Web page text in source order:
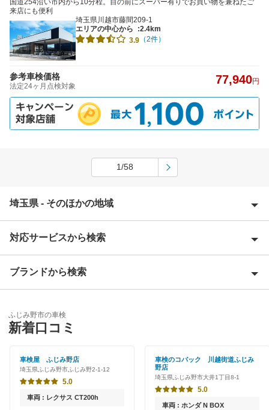
来店にも便利
埼玉県川越市藤間209-1
エリアの中心から
:2.4km
3.9 （2件）
参考車検価格
法定24ヶ月点検対象 77,940円
1/58
埼玉県 - そのほかの地域
上尾市
入間郡
入間市
大里郡
桶川市
春日部市
対応サービスから検索
Award 受賞店
特典あり
新車初回割りあり
早割りあり
ブランドから検索
「車検の速太郎」
アップル車検
オートバックス
ふじみ野市の車検
新着口コミ
車検屋 ふじみ野店
埼玉県ふじみ野市ふじみ野2-1-12
5.0
車両 : レクサス CT200h
車検のコバック 川越街道ふじみ
野店
埼玉県ふじみ野市大井1丁目8-1
5.0
車両 : ホンダ N BOX